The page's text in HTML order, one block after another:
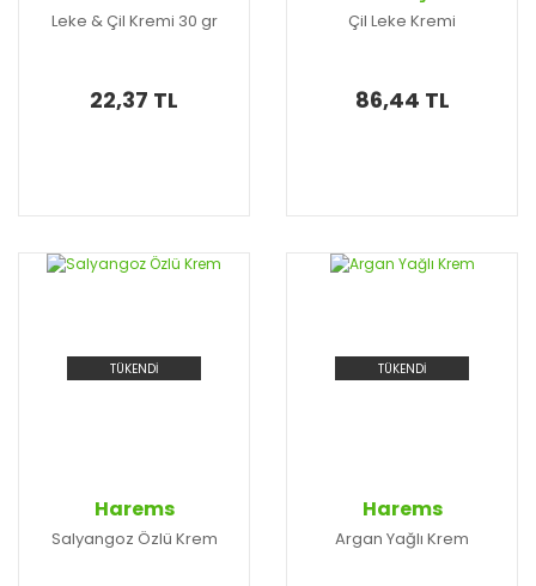
Leke & Çil Kremi 30 gr
22,37 TL
Çil Leke Kremi
86,44 TL
TÜKENDİ
Harems
Salyangoz Özlü Krem
TÜKENDİ
Harems
Argan Yağlı Krem